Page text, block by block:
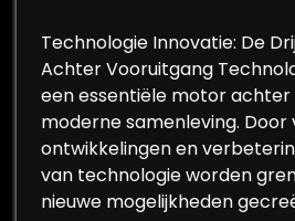
Technologie Innovatie: De
Achter Vooruitgang
een essentiële motor achter
moderne samenleving.
ontwikkelingen en
van technologie worden
nieuwe mogelijkheden